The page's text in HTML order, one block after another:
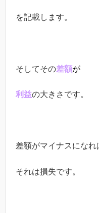
を記載します。
そしてその差額が
利益の大きさです。
差額がマイナスになれ
それは損失です。